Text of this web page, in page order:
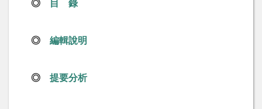
◎ 目 錄
◎ 編輯說明
◎ 提要分析